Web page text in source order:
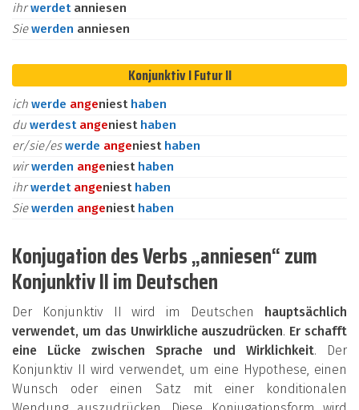
ihrwerdet anniesen
Siewerden anniesen
Konjunktiv I Futur II
ich werde angeniest haben
du werdest angeniest haben
er/sie/eswerde angeniest haben
wirwerden angeniest haben
ihrwerdet angeniest haben
Siewerden angeniest haben
Konjugation des Verbs „anniesen“ zum
Konjunktiv II im Deutschen
Der Konjunktiv II wird im Deutschen hauptsächlich
verwendet, um das Unwirkliche auszudrücken. Er schafft
eine Lücke zwischen Sprache und Wirklichkeit. Der
Konjunktiv II wird verwendet, um eine Hypothese, einen
Wunsch oder einen Satz mit einer konditionalen